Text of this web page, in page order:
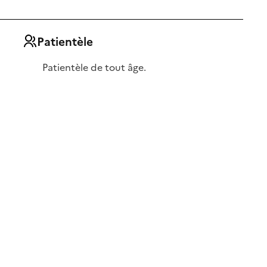
Patientèle
Patientèle de tout âge.